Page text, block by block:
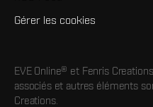
Gérer les cookies
EVE Online® et Fenris
associés et autres éléments
Creations.